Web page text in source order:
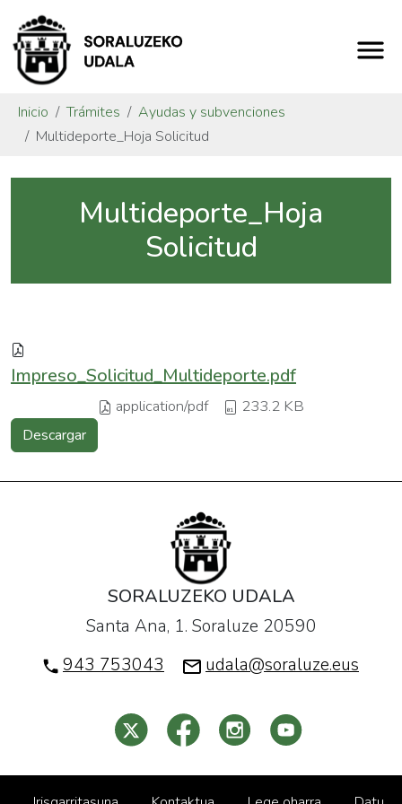
Inicio Trámites
Ayudas y subvenciones
Multideporte_Hoja Solicitud
Multideporte_Hoja
Solicitud
Impreso_Solicitud_Multideporte.pdf
application/pdf 233.2 KB
Descargar
SORALUZEKO UDALA
Santa Ana, 1. Soraluze 20590
943 753043
udala@soraluze.eus